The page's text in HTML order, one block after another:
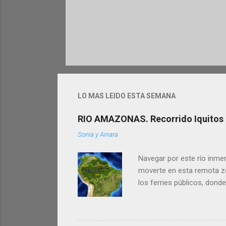
LO MAS LEIDO ESTA SEMANA
RIO AMAZONAS. Recorrido
Sonia y Ainara
Navegar por este río
moverte en esta remota
los ferries públicos,
nuestros tips te sean
famoso Río Amazonas.